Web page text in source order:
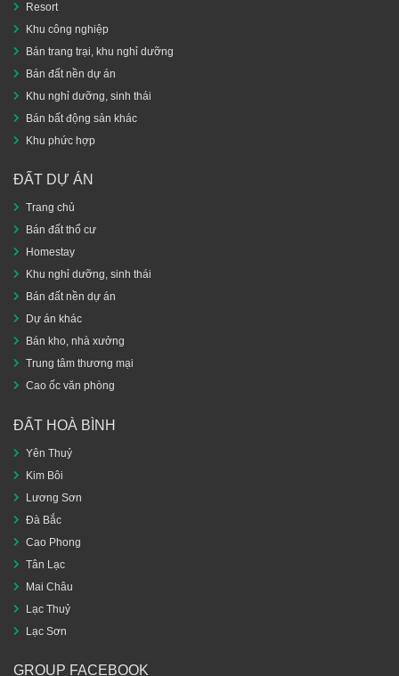
Resort
Khu công nghiệp
Bán trang trại, khu nghỉ dưỡng
Bán đất nền dự án
Khu nghỉ dưỡng, sinh thái
Bán bất động sản khác
Khu phức hợp
ĐẤT DỰ ÁN
Trang chủ
Bán đất thổ cư
Homestay
Khu nghỉ dưỡng, sinh thái
Bán đất nền dự án
Dự án khác
Bán kho, nhà xưởng
Trung tâm thương mại
Cao ốc văn phòng
ĐẤT HOÀ BÌNH
Yên Thuỷ
Kim Bôi
Lương Sơn
Đà Bắc
Cao Phong
Tân Lạc
Mai Châu
Lạc Thuỷ
Lạc Sơn
GROUP FACEBOOK